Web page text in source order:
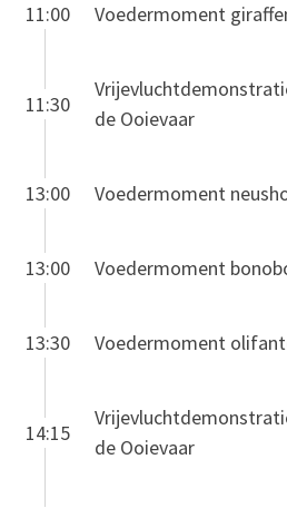
11:00 Voedermoment
11:30
de Ooievaar
13:00 Voedermoment
13:00 Voedermoment
13:30 Voedermoment
14:15
de Ooievaar